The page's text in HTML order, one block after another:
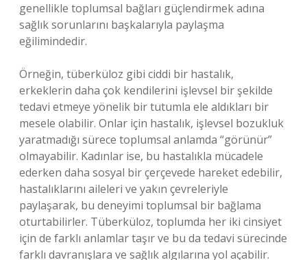
genellikle toplumsal bağları güçlendirmek adına
sağlık sorunlarını başkalarıyla paylaşma
eğilimindedir.
Örneğin, tüberküloz gibi ciddi bir hastalık,
erkeklerin daha çok kendilerini işlevsel bir şekilde
tedavi etmeye yönelik bir tutumla ele aldıkları bir
mesele olabilir. Onlar için hastalık, işlevsel bozukluk
yaratmadığı sürece toplumsal anlamda “görünür”
olmayabilir. Kadınlar ise, bu hastalıkla mücadele
ederken daha sosyal bir çerçevede hareket edebilir,
hastalıklarını aileleri ve yakın çevreleriyle
paylaşarak, bu deneyimi toplumsal bir bağlama
oturtabilirler. Tüberküloz, toplumda her iki cinsiyet
için de farklı anlamlar taşır ve bu da tedavi sürecinde
farklı davranışlara ve sağlık algılarına yol açabilir.